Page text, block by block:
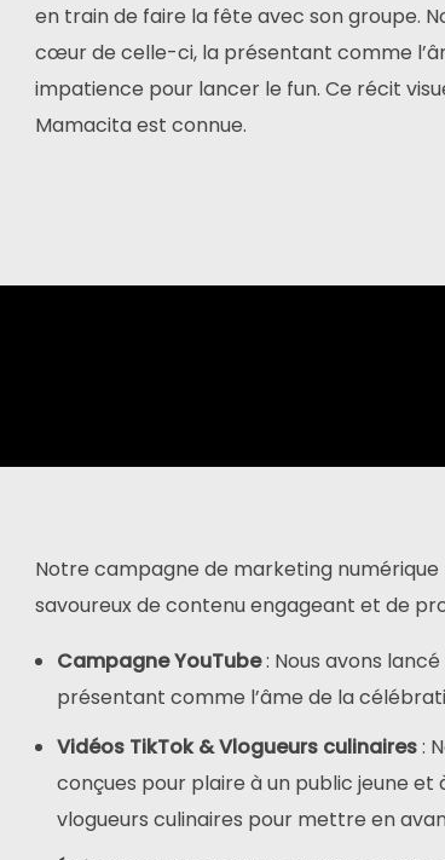
en train de faire la fête avec son groupe.
cœur de celle-ci, la présentant comme
impatience pour lancer le fun. Ce récit
Mamacita est connue.
Notre campagne de marketing
savoureux de contenu engageant et de
Campagne YouTube: Nous avons
présentant comme l’âme de la
Vidéos TikTok &Vlogueurs culinaires:
conçues pour plaire à un public jeune
vlogueurs culinaires pour mettre en